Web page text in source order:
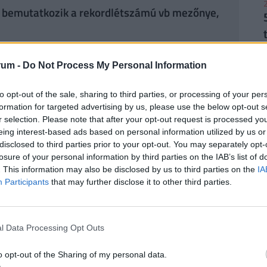
- Do Not Process My Personal Information
opt-out of the sale, sharing to third parties, or processing of your
for targeted advertising by us, please use the below opt-out
selection. Please note that after your opt-out request is processed
interest-based ads based on personal information utilized by us
to third parties prior to your opt-out. You may separately
of your personal information by third parties on the IAB’s list of
This information may also be disclosed by us to third parties on the
Participants that may further disclose it to other third parties.
Data Processing Opt Outs
opt-out of the Sharing of my personal data.
a rekordlétszámú vb mezőnye,
de vajon hogyan?
játékosként, majd 2018-ban már szövetségi
Didier Deschamps a franciaák utolsó vb-
vehető, hogy a vb-arany mellé egy Nemzetek
is leakasztó edzőtől szépen szeretnének
kerettel rendelkezik. Természetesen Kylian
Eduardo Camavinga vagy William Saliba
részén. A franciák nem feltétlenül akarnak